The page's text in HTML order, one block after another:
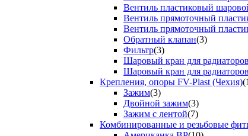
Вентиль пластиковый
Вентиль прямоточный
Вентиль прямоточный
Обратный клапан(3)
Фильтр(3)
Шаровый кран для
Шаровый кран для
Крепления, опоры FV-Plast (Чехия)
Зажим(3)
Двойной зажим(3)
Зажим с лентой(7)
Комбинированные и резьбовые